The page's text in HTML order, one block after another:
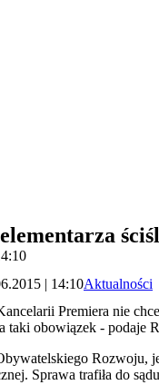
| 14:10Aktualności
Premiera nie
taki obowiązek - podaje
Sprawa trafiła do